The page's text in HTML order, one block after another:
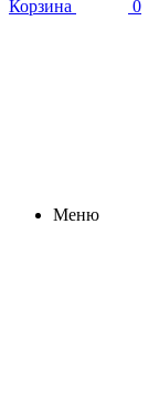
Корзина 0
Меню